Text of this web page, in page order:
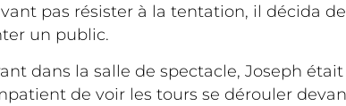
pas résister à la tentation, il décida
un public.
dans la salle de spectacle, Joseph
de voir les tours se dérouler